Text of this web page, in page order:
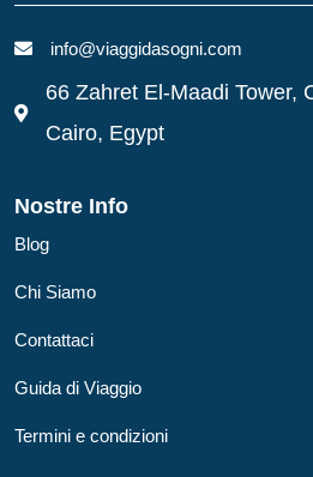
info@viaggidasogni.com
66 Zahret El-Maadi Tower,
Cairo, Egypt
Nostre Info
Blog
Chi Siamo
Contattaci
Guida di Viaggio
Termini e condizioni